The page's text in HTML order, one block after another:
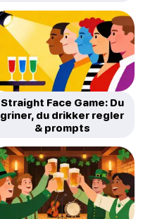
Straight Face Game: Du
griner, du drikker regler
& prompts